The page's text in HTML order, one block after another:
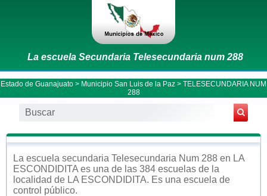
La escuela Secundaria Telesecundaria num 288
Estado de Guanajuato > Municipio San Luis de la Paz > TELESECUNDARIA NUM
288
La escuela secundaria Telesecundaria Num 288 en LA
ESCONDIDITA es una de las 384 escuelas de la
localidad de LA ESCONDIDITA. Es una escuela de
control público.